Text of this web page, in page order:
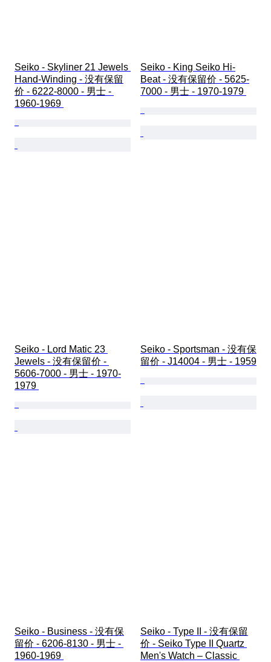
Seiko - Skyliner 21 Jewels
Hand-Winding - 没有保留
价 - 6222-8000 - 男士 -
1960-1969
Seiko - King Seiko Hi-
Beat - 没有保留价 - 5625-
7000 - 男士 - 1970-1979
Seiko - Lord Matic 23
Jewels - 没有保留价 -
5606-7000 - 男士 - 1970-
1979
Seiko - Sportsman - 没有保
留价 - J14004 - 男士 - 1959
Seiko - Business - 没有保
留价 - 6206-8130 - 男士 -
1960-1969
Seiko - Type II - 没有保留
价 - Seiko Type II Quartz
Men's Watch – Classic